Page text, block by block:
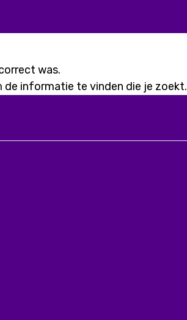
was.
de informatie te vinden die je zoekt.